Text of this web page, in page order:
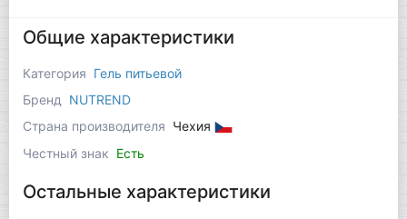
Общие характеристики
Категория Гель питьевой
Бренд
NUTREND
Страна производителя Чехия
Честный знак Есть
Остальные характеристики